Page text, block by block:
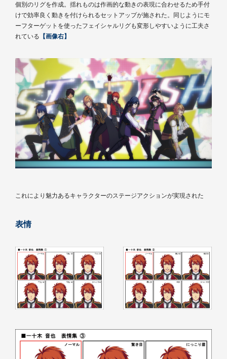
個別のリグを作成。揺れものは作画的な動きの表現に合わせるため手付
けで効率良く動きを付けられるセットアップが施された。同じようにモ
ーフターゲットを使ったフェイシャルリグも変形しやすいように工夫さ
れている 【画像右】
これにより魅力あるキャラクターのステージアクションが実現された
表情